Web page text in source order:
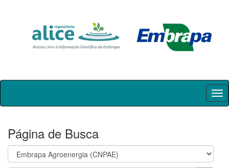
Skip
Página de Busca